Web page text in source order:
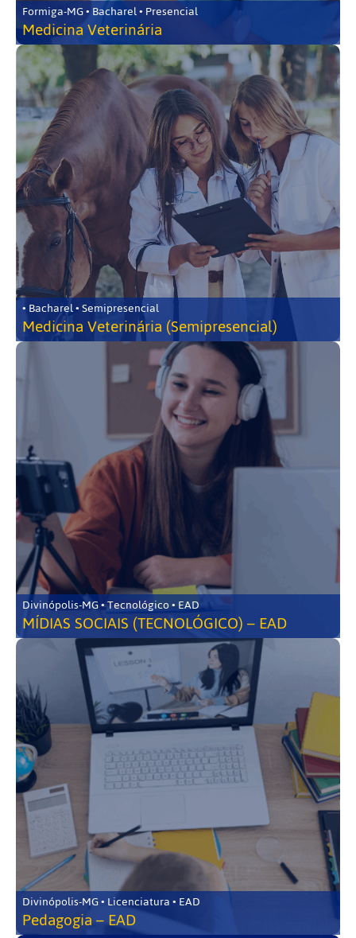
Formiga-MG • Bacharel • Presencial
Medicina Veterinária
• Bacharel • Semipresencial
Medicina Veterinária (Semipresencial)
Divinópolis-MG • Tecnológico • EAD
MÍDIAS SOCIAIS (TECNOLÓGICO) – EAD
Divinópolis-MG • Licenciatura • EAD
Pedagogia – EAD